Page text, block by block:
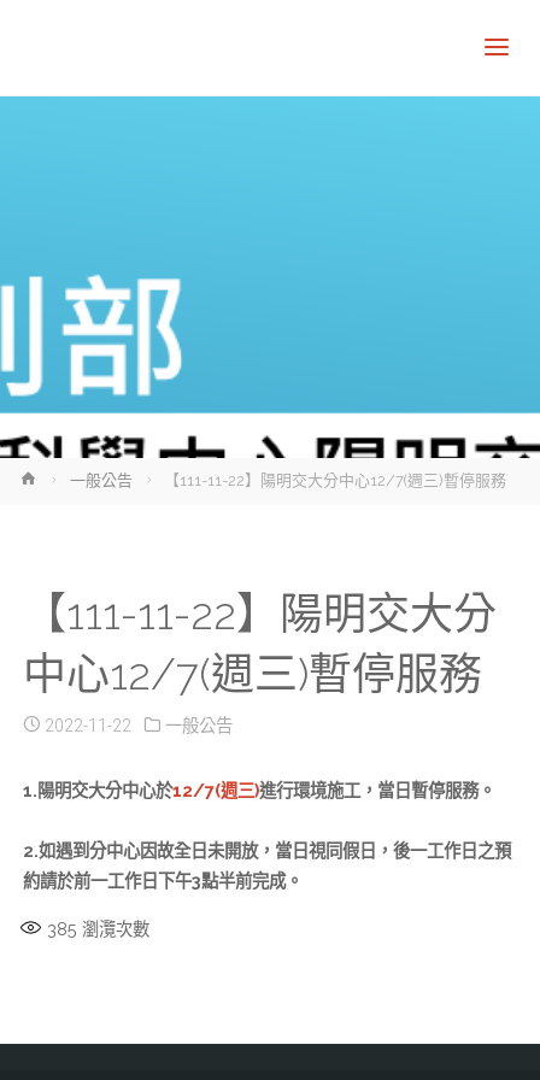
Home一般公告 【111-11-22】陽明交大分中心12/7(週三)暫停服務
【111-11-22】陽明交大分
中心12/7(週三)暫停服務
2022-11-22 一般公告
1.陽明交大分中心於12/7(週三)進行環境施工，當日暫停服務。
2.如遇到分中心因故全日未開放，當日視同假日，後一工作日之預
約請於前一工作日下午3點半前完成。
385 瀏灠次數